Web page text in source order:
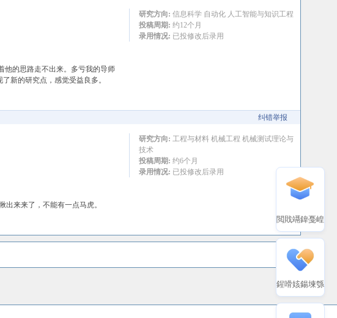
他的思路走不出来。多亏我的导师
新的研究点，感觉受益良多。
研究方向: 信息科学 自动化 人工智能与知识工程
投稿周期: 约12个月
录用情况: 已投修改后录用
纠错举报
来来了，不能有一点马虎。
研究方向: 工程与材料 机械工程 机械测试理论与
技术
投稿周期: 约6个月
录用情况: 已投修改后录用
閲戝竵鍏戞崲
鍟嗗姟鍚堜綔